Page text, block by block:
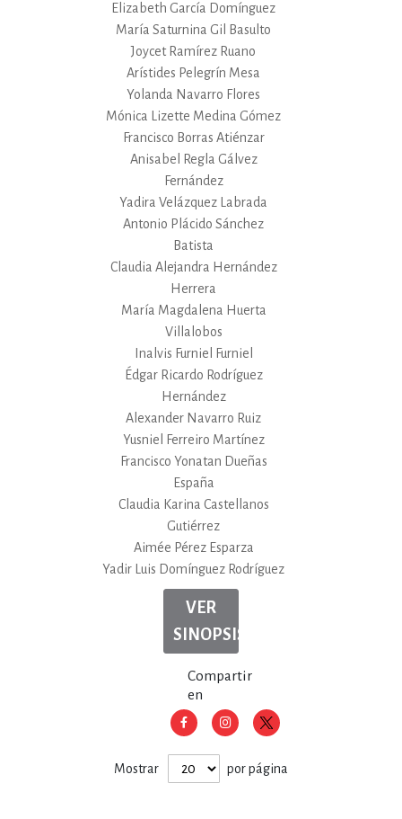
Elizabeth García Domínguez
María Saturnina Gil Basulto
Joycet Ramírez Ruano
Arístides Pelegrín Mesa
Yolanda Navarro Flores
Mónica Lizette Medina Gómez
Francisco Borras Atiénzar
Anisabel Regla Gálvez
Fernández
Yadira Velázquez Labrada
Antonio Plácido Sánchez
Batista
Claudia Alejandra Hernández
Herrera
María Magdalena Huerta
Villalobos
Inalvis Furniel Furniel
Édgar Ricardo Rodríguez
Hernández
Alexander Navarro Ruiz
Yusniel Ferreiro Martínez
Francisco Yonatan Dueñas
España
Claudia Karina Castellanos
Gutiérrez
Aimée Pérez Esparza
Yadir Luis Domínguez Rodríguez
VER
SINOPSIS
Compartir
en
Mostrar por página